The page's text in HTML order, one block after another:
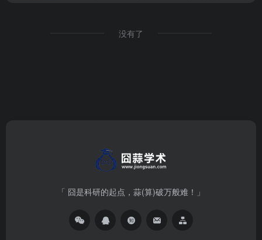
没有了
「 囧是科研的起点，蒜(算)破万般难！」